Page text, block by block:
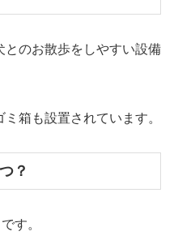
とのお散歩をしやすい設備
箱も設置されています。
？
す。